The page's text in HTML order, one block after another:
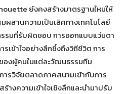
ยังคงสร้างมาตรฐานใหม่ให้
สานความเป็นเลิศทางเทคโนโลยี
รรมที่รับผิดชอบ การออกแบบแว่นตา
เข้าใจอย่างลึกซึ้งถึงวิถีชีวิต การ
องผู้คนในแต่ละวัฒนธรรมทีม
รวิจัยตลาดภาคสนามเข้ากับการ
างความเข้าใจเชิงลึกและนำมาปรับ